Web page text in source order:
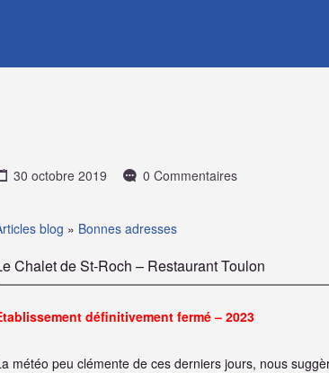
30 octobre 2019 0 Commentaires
blog » Bonnes adresses
Chalet de St-Roch – Restaurant Toulon
définitivement fermé – 2023
météo peu clémente de ces derniers jours, nous